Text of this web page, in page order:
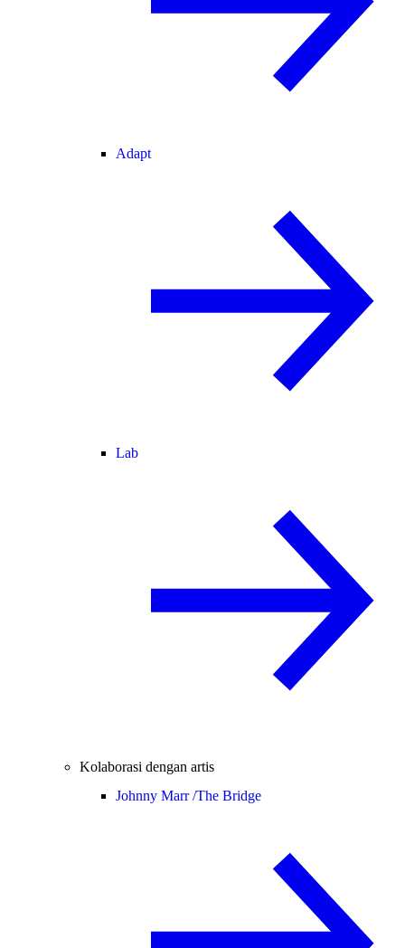
Adapt
Lab
Kolaborasi dengan artis
Johnny Marr /The Bridge